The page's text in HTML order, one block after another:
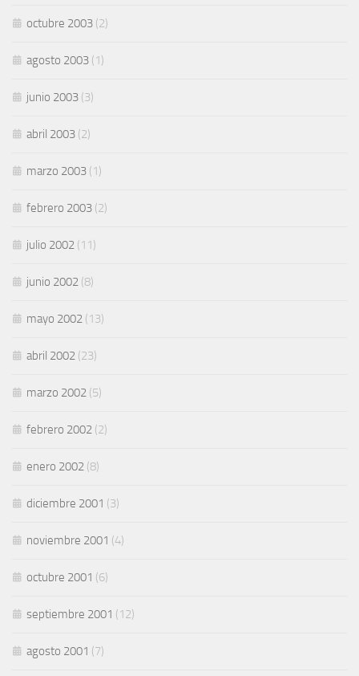
octubre 2003 (2)
agosto 2003 (1)
junio 2003 (3)
abril 2003 (2)
marzo 2003 (1)
febrero 2003 (2)
julio 2002 (11)
junio 2002 (8)
mayo 2002 (13)
abril 2002 (23)
marzo 2002 (5)
febrero 2002 (2)
enero 2002 (8)
diciembre 2001 (3)
noviembre 2001 (4)
octubre 2001 (6)
septiembre 2001 (12)
agosto 2001 (7)